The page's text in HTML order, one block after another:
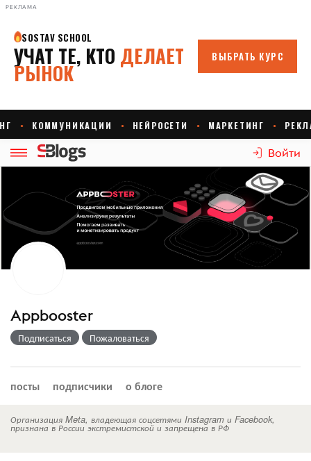
РЕКЛАМА
Войти
Appbooster
Подписаться Пожаловаться
посты подписчики о блоге
Организация Meta, владеющая соцсетями Instagram и Facebook,
признана в России экстремистской и запрещена в РФ